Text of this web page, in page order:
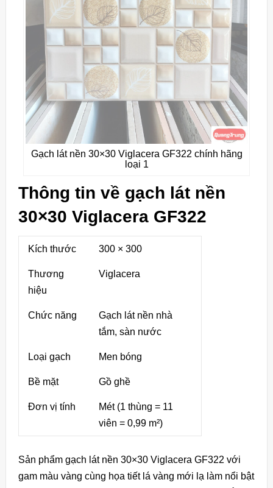
Gạch lát nền 30×30 Viglacera GF322 chính hãng
loại 1
Thông tin về gạch lát nền
30×30 Viglacera GF322
Kích thước 300 × 300
Thương
hiệu
Viglacera
Chức năng
Gạch lát nền nhà
tắm, sàn nước
Loại gạch Men bóng
Bề mặt Gồ ghề
Đơn vị tính
Mét (1 thùng = 11
viên = 0,99 m²)
Sản phẩm gạch lát nền 30×30 Viglacera GF322 với
gam màu vàng cùng họa tiết lá vàng mới lạ làm nổi bật